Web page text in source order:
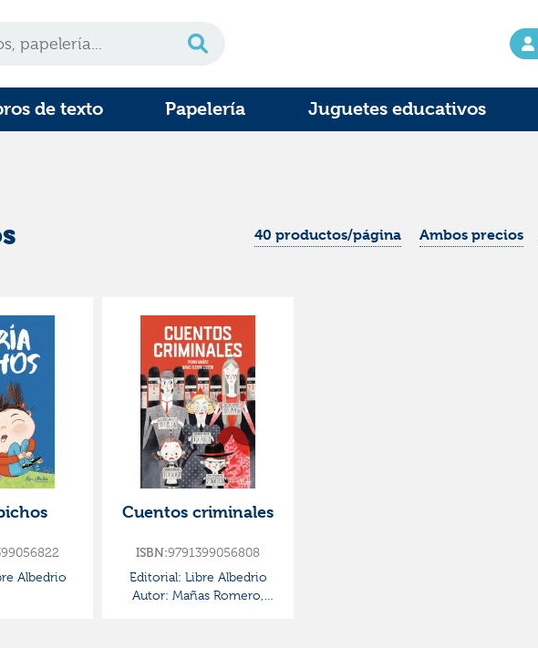
de texto Papelería Juguetes educativos
40 productos/página Ambos precios
Albedrio
Cuentos criminales
ISBN:9791399056808
Editorial: Libre Albedrio
Autor: Mañas Romero,